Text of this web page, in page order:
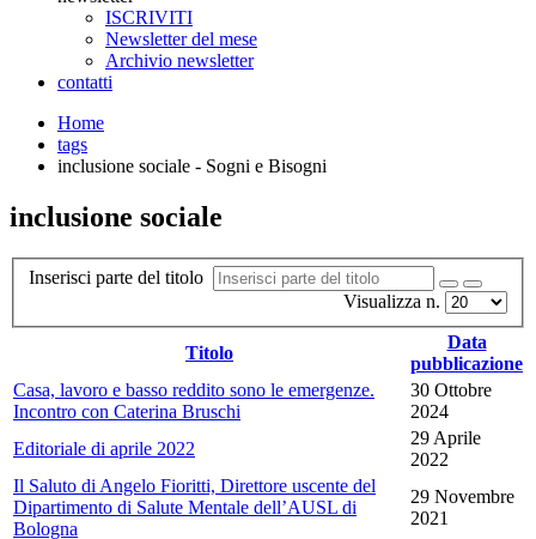
ISCRIVITI
Newsletter del mese
Archivio newsletter
contatti
Home
tags
inclusione sociale - Sogni e Bisogni
inclusione sociale
Inserisci parte del titolo
Visualizza n.
Titolo
Data
pubblicazione
Casa, lavoro e basso reddito sono le emergenze.
Incontro con Caterina Bruschi
30 Ottobre
2024
Editoriale di aprile 2022
29 Aprile
2022
Il Saluto di Angelo Fioritti, Direttore uscente del
Dipartimento di Salute Mentale dell’AUSL di
Bologna
29 Novembre
2021